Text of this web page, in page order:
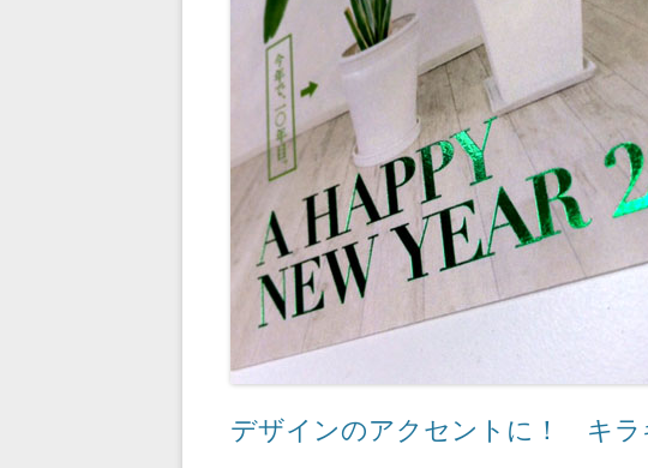
デザインのアクセントに！ キラ